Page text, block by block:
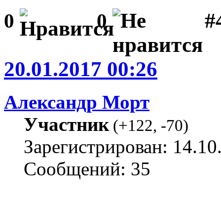
0 0
20.01.2017 00:26
Александр Морт
Участник(+122, -70)
Зарегистрирован:
Сообщений: 35